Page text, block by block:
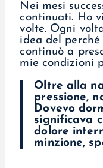
Nei mesi
continuati. Ho
volte. Ogni
idea del perché
continuò a
mie condizioni
Oltre alla
pressione,
Dovevo
significava
dolore
minzione,